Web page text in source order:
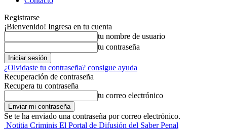
Registrarse
¡Bienvenido! Ingresa en tu cuenta
tu nombre de usuario
tu contraseña
¿Olvidaste tu contraseña? consigue ayuda
Recuperación de contraseña
Recupera tu contraseña
tu correo electrónico
Se te ha enviado una contraseña por correo electrónico.
Notitia Criminis El Portal de Difusión del Saber Penal